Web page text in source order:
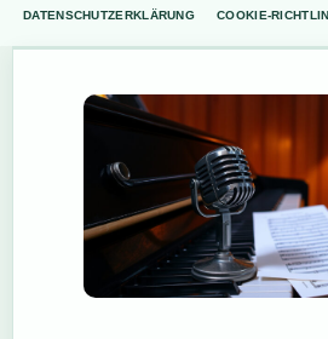
DATENSCHUTZERKLÄRUNG COOKIE-